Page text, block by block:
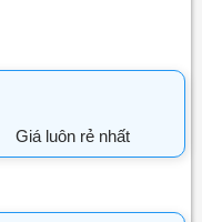
Giá luôn rẻ nhất